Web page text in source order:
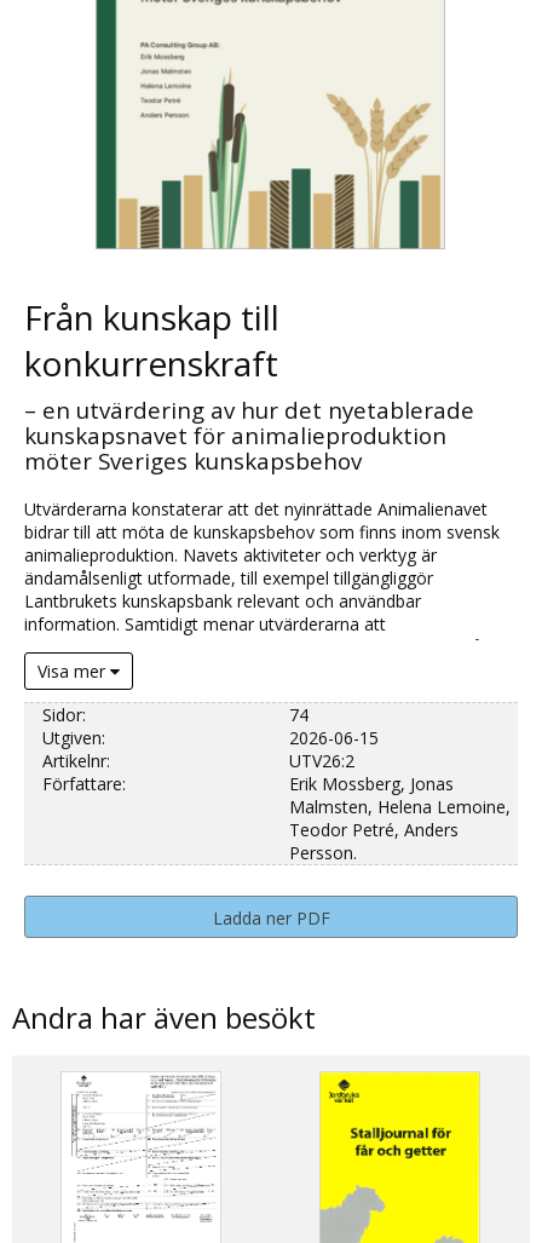
Från kunskap till
konkurrenskraft
– en utvärdering av hur det nyetablerade
kunskapsnavet för animalieproduktion
möter Sveriges kunskapsbehov
Utvärderarna konstaterar att det nyinrättade Animalienavet
bidrar till att möta de kunskapsbehov som finns inom svensk
animalieproduktion. Navets aktiviteter och verktyg är
ändamålsenligt utformade, till exempel tillgängliggör
Lantbrukets kunskapsbank relevant och användbar
information. Samtidigt menar utvärderarna att
genomslagskraften hittills är begränsad eftersom det är få
lantbrukare som känner till navet.
Visa mer
Ladda ner PDF
Sidor:
74
Utgiven:
2026-06-15
Artikelnr:
UTV26:2
Författare:
Erik Mossberg, Jonas
Malmsten, Helena Lemoine,
Teodor Petré, Anders
Persson.
Andra har även besökt